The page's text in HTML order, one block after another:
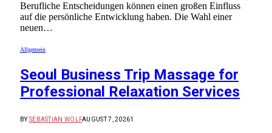
Berufliche Entscheidungen können einen großen Einfluss
auf die persönliche Entwicklung haben. Die Wahl einer
neuen…
Allgemein
Seoul Business Trip Massage for
Professional Relaxation Services
BY SEBASTIAN WOLFAUGUST 7, 20261